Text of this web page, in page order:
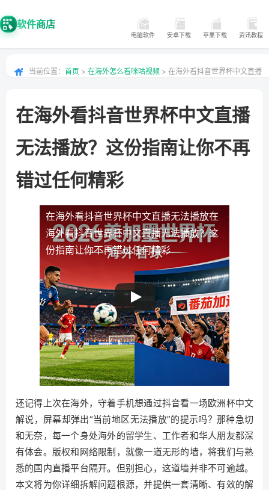
软件商店
电脑软件 安卓下载 苹果下载 资讯教程
当前位置： 首页 > 在海外怎么看咪咕视频 > 在海外看抖音世界杯中文直播
在海外看抖音世界杯中文直播
无法播放？这份指南让你不再
错过任何精彩
在海外看抖音世界杯中文直播无法播放在
海外看抖音世界杯中文直播无法播放？这
份指南让你不再错过任何精彩
还记得上次在海外，守着手机想通过抖音看一场欧洲杯中文
解说，屏幕却弹出“当前地区无法播放”的提示吗？那种急切
和无奈，每一个身处海外的留学生、工作者和华人朋友都深
有体会。版权和网络限制，就像一道无形的墙，将我们与熟
悉的国内直播平台隔开。但别担心，这道墙并非不可逾越。
本文将为你详细拆解问题根源，并提供一套清晰、有效的解